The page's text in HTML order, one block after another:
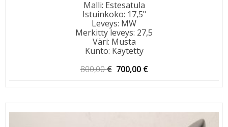
Malli: Estesatula
Istuinkoko: 17,5"
Leveys: MW
Merkitty leveys: 27,5
Väri: Musta
Kunto: Käytetty
800,00€ Alkuperäinen
700,00 €